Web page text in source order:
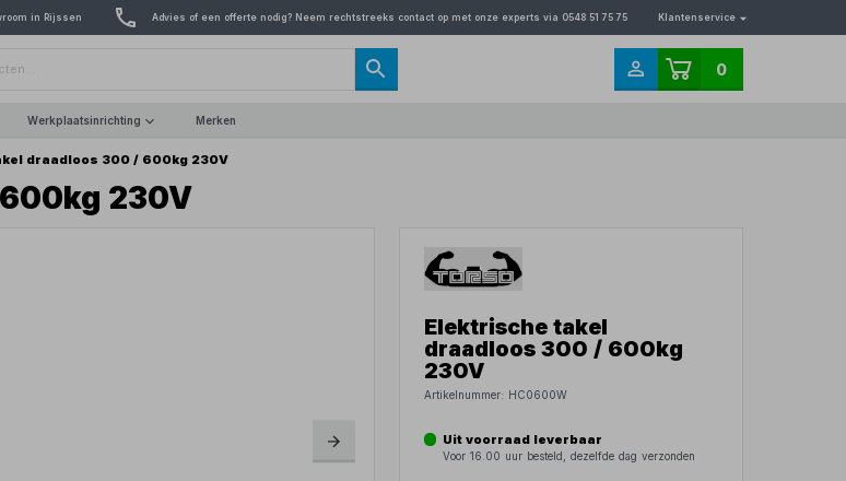
in Rijssen Advies of een offerte nodig? Neem rechtstreeks contact op met onze experts via 0548 51 75 75 Klantenservice
0
Werkplaatsinrichting Merken
draadloos 300 / 600kg 230V
230V
Elektrische takel
draadloos 300 / 600kg
230V
Artikelnummer: HC0600W
Uit voorraad leverbaar
Voor 16.00 uur besteld, dezelfde dag verzonden